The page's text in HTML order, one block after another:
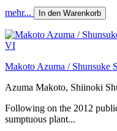
mehr... In den Warenkorb
Makoto Azuma / Shunsuke
Azuma Makoto, Shiinoki
Following on the 2012
sumptuous plant...